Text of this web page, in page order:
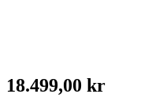
18.499,00 kr